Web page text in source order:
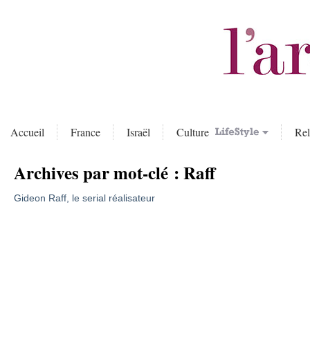
Accueil France Israël Culture
Archives par mot-clé :Raff
Gideon Raff, le serial réalisateur